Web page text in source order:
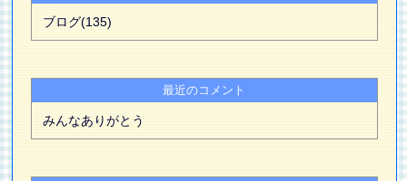
ブログ(135)
最近のコメント
みんなありがとう